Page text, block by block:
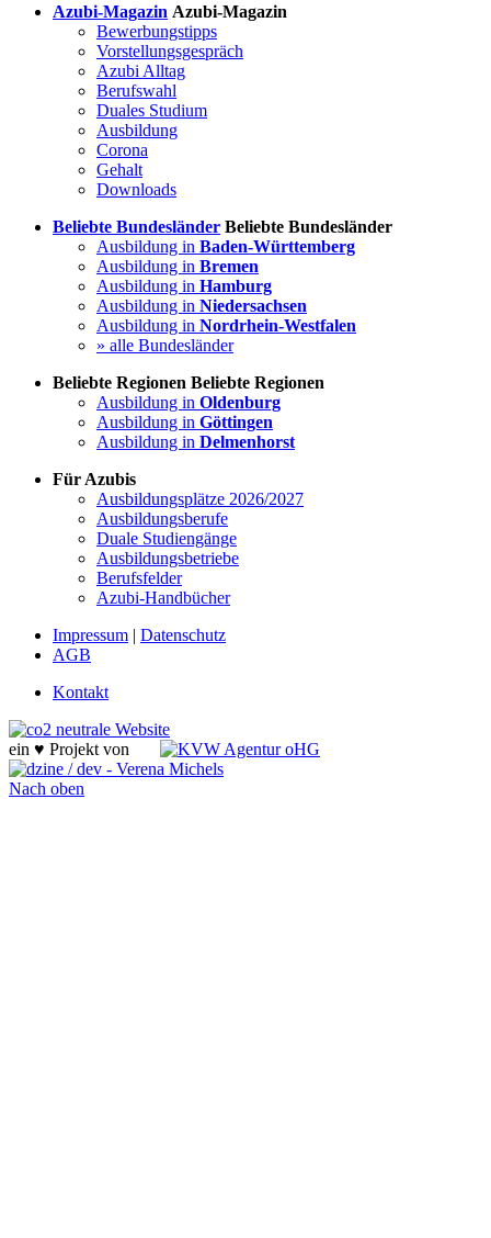
Azubi-Magazin Azubi-Magazin
Bewerbungstipps
Vorstellungsgespräch
Azubi Alltag
Berufswahl
Duales Studium
Ausbildung
Corona
Gehalt
Downloads
Beliebte Bundesländer Beliebte Bundesländer
Ausbildung in Baden-Württemberg
Ausbildung in Bremen
Ausbildung in Hamburg
Ausbildung in Niedersachsen
Ausbildung in Nordrhein-Westfalen
» alle Bundesländer
Beliebte Regionen Beliebte Regionen
Ausbildung in Oldenburg
Ausbildung in Göttingen
Ausbildung in Delmenhorst
Für Azubis
Ausbildungsplätze 2026/2027
Ausbildungsberufe
Duale Studiengänge
Ausbildungsbetriebe
Berufsfelder
Azubi-Handbücher
Impressum | Datenschutz
AGB
Kontakt
ein ♥ Projekt von
Nach oben